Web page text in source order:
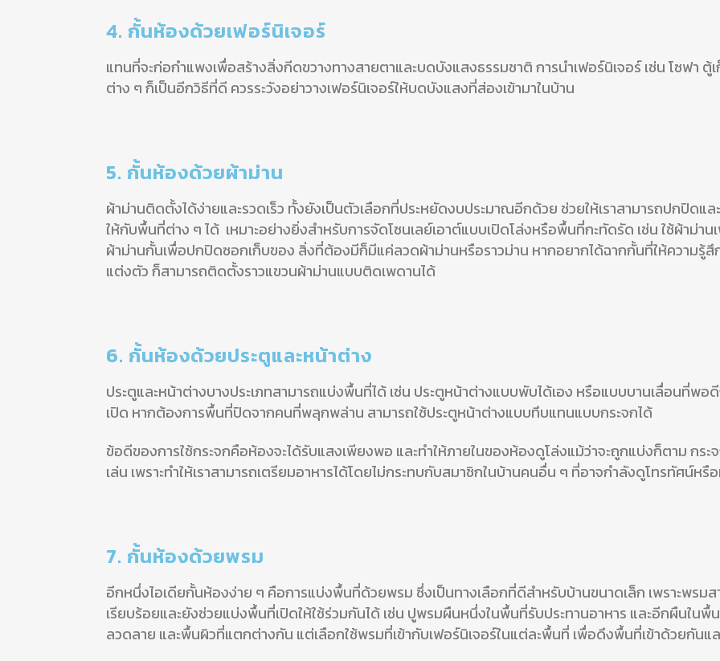
4. กั้นห้องด้วยเฟอร์นิเจอร์
แทนที่จะก่อกำแพงเพื่อสร้างสิ่งกีดขวางทางสายตาและบดบังแสงธรรมชาติการนำเฟอร์นิเจอร์ เช่น โซฟา
ต่าง ๆ ก็เป็นอีกวิธีที่ดี ควรระวังอย่าวางเฟอร์นิเจอร์ให้บดบังแสงที่ส่องเข้ามาในบ้าน
5. กั้นห้องด้วยผ้าม่าน
ผ้าม่านติดตั้งได้ง่ายและรวดเร็ว ทั้งยังเป็นตัวเลือกที่ประหยัดงบประมาณอีกด้วย ช่วยให้เราสามารถปกปิดแ
ให้กับพื้นที่ต่าง ๆ ได้ เหมาะอย่างยิ่งสำหรับการจัดโซนเลย์เอาต์แบบเปิดโล่งหรือพื้นที่กะทัดรัด เช่นใช้ผ้าม่า
ผ้าม่านกั้นเพื่อปกปิดซอกเก็บของ สิ่งที่ต้องมีก็มีแค่ลวดผ้าม่านหรือราวม่าน หากอยากได้ฉากกั้นที่ให้ความรู้
แต่งตัว ก็สามารถติดตั้งราวแขวนผ้าม่านแบบติดเพดานได้
6. กั้นห้องด้วยประตูและหน้าต่าง
ประตูและหน้าต่างบางประเภทสามารถแบ่งพื้นที่ได้ เช่น ประตูหน้าต่างแบบพับได้เอง หรือแบบบานเลื่อนที่พอ
เปิด หากต้องการพื้นที่ปิดจากคนที่พลุกพล่าน สามารถใช้ประตูหน้าต่างแบบทึบแทนแบบกระจกได้
ข้อดีของการใช้กระจกคือห้องจะได้รับแสงเพียงพอ และทำให้ภายในของห้องดูโล่งแม้ว่าจะถูกแบ่งก็ตามกระ
เล่น เพราะทำให้เราสามารถเตรียมอาหารได้โดยไม่กระทบกับสมาชิกในบ้านคนอื่น ๆ ที่อาจกำลังดูโทรทัศน์หรื
7. กั้นห้องด้วยพรม
อีกหนึ่งไอเดียกั้นห้องง่าย ๆ คือการแบ่งพื้นที่ด้วยพรม ซึ่งเป็นทางเลือกที่ดีสำหรับบ้านขนาดเล็ก เพราะพรมส
เรียบร้อยและยังช่วยแบ่งพื้นที่เปิดให้ใช้ร่วมกันได้ เช่น ปูพรมผืนหนึ่งในพื้นที่รับประทานอาหาร และอีกผืนใน
ลวดลาย และพื้นผิวที่แตกต่างกัน แต่เลือกใช้พรมที่เข้ากับเฟอร์นิเจอร์ในแต่ละพื้นที่ เพื่อดึงพื้นที่เข้าด้วยกันแ